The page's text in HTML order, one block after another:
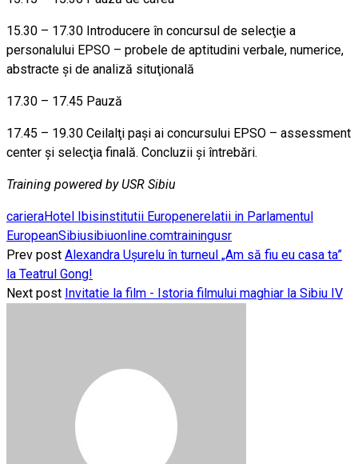
15.30 – 17.30 Introducere în concursul de selecţie a
personalului EPSO – probele de aptitudini verbale, numerice,
abstracte şi de analiză situţională
17.30 – 17.45 Pauză
17.45 – 19.30 Ceilalţi paşi ai concursului EPSO – assessment
center şi selecţia finală. Concluzii şi întrebări.
Training powered by USR Sibiu
carieraHotel Ibisinstitutii Europenerelatii in Parlamentul
EuropeanSibiusibiuonline.comtrainingusr
Prev post Alexandra Ușurelu în turneul „Am să fiu eu casa ta”
la Teatrul Gong!
Next post Invitatie la film - Istoria filmului maghiar la Sibiu IV